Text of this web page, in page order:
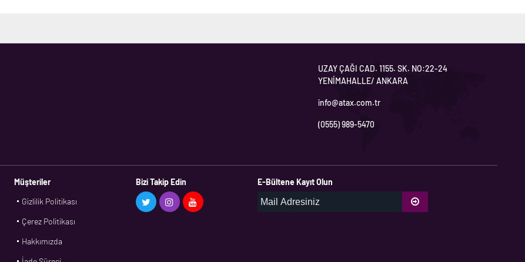
UZAY ÇAĞI CAD. 1155. SK. NO:22-24
YENİMAHALLE/ ANKARA
info@atax.com.tr
(0555) 989-5470
Müşteriler
Gizlilik Politikası
Çerez Politikası
Hakkımızda
Bizi Takip Edin E-Bültene Kayıt Olun